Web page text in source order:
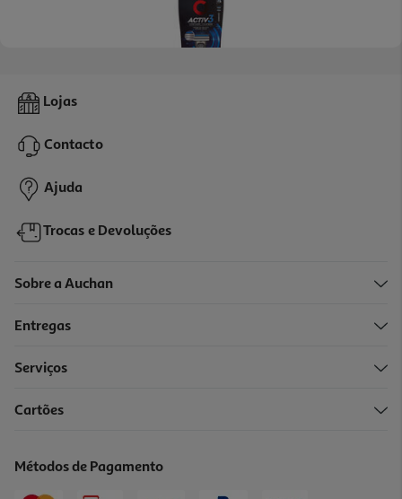
Máquina Barbear Cosmia Men Ativo 3 Lâminas 1un
4,59 €
Lojas
Contacto
Ajuda
Trocas e Devoluções
Sobre a Auchan
Entregas
Serviços
Cartões
Métodos de Pagamento